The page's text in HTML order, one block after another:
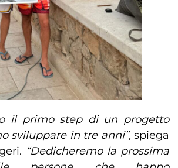
il primo step di un progetto
sviluppare in tre anni”, spiega
“Dedicheremo la prossima